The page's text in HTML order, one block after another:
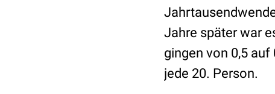
Jahre später war
gingen von 0,5
jede 20. Person.